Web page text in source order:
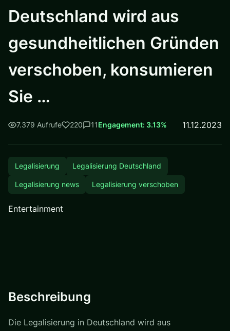
Deutschland wird aus
gesundheitlichen Gründen
verschoben, konsumieren
Sie …
7.379 Aufrufe 220 11Engagement: 3.13% 11.12.2023
Legalisierung Legalisierung Deutschland
Legalisierung news Legalisierung verschoben
Entertainment
Beschreibung
Die Legalisierung in Deutschland wird aus